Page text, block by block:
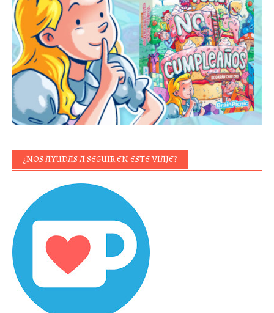
¿NOS AYUDAS A SEGUIR EN ESTE VIAJE?